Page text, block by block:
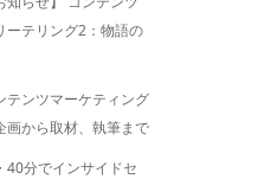
ーテリング2：物語の
テンツマーケティング
画から取材、執筆まで
40分でインサイドセ